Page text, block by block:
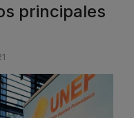
principales